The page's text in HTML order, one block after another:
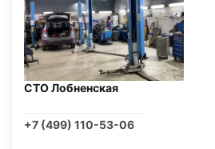
СТО Лобненская
+7 (499) 110-53-06